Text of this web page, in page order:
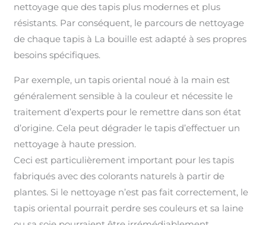
nettoyage que des tapis plus modernes et plus
résistants. Par conséquent, le parcours de nettoyage
de chaque tapis à La bouille est adapté à ses propres
besoins spécifiques.
Par exemple, un tapis oriental noué à la main est
généralement sensible à la couleur et nécessite le
traitement d’experts pour le remettre dans son état
d’origine. Cela peut dégrader le tapis d’effectuer un
nettoyage à haute pression.
Ceci est particulièrement important pour les tapis
fabriqués avec des colorants naturels à partir de
plantes. Si le nettoyage n’est pas fait correctement, le
tapis oriental pourrait perdre ses couleurs et sa laine